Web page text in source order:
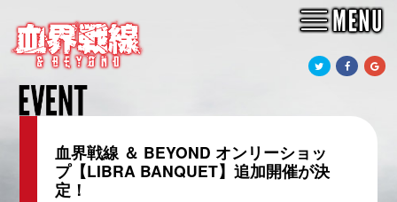
<<BACK
血界戦線 ＆ BEYOND オンリーショッ
プ【LIBRA BANQUET】追加開催が決
定！